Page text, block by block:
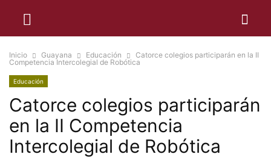
Inicio Guayana Educación
Catorce colegios participarán en la II
Competencia Intercolegial de Robótica
Educación
Catorce colegios participarán
en la II Competencia
Intercolegial de Robótica